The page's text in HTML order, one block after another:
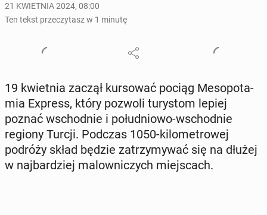
21 KWIETNIA 2024, 08:00
Ten tekst przeczytasz w 1 minutę
19 kwiet­nia zaczął kur­so­wać pociąg Me­so­po­ta­
mia Express, który pozwoli tu­ry­stom lepiej
poznać wschod­nie i po­łu­dnio­wo-wschod­nie
regiony Turcji. Podczas 1050-ki­lo­me­tro­wej
podróży skład będzie za­trzy­my­wać się na dłużej
w naj­bar­dziej ma­low­ni­czych miej­scach.